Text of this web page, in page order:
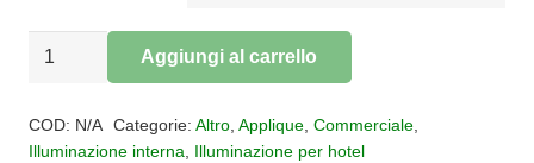
Applique
quantità
Aggiungi al carrello
COD: N/A Categorie: Altro, Applique, Commerciale,
Illuminazione interna, Illuminazione per hotel